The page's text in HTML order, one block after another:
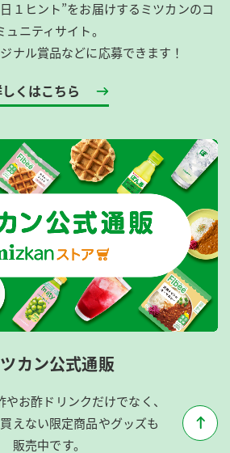
１ヒント”をお届けするミツカンのコ
ュニティサイト。
ナル賞品などに応募できます！
くはこちら
カン公式通販
お酢ドリンクだけでなく、
えない限定商品やグッズも
販売中です。